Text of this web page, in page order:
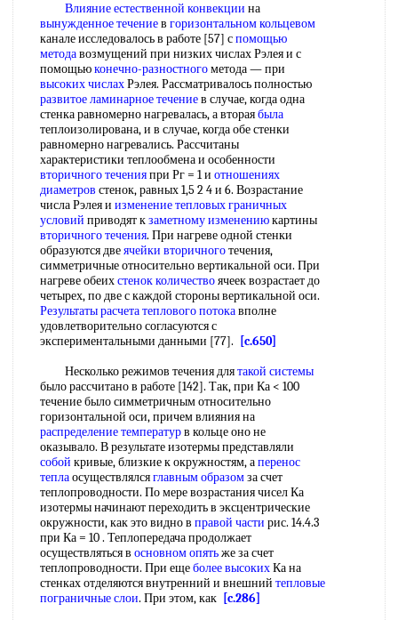
Влияние естественной конвекции на
вынужденное течениев горизонтальном кольцевом
канале исследовалось в работе [57] спомощью
методавозмущений при низких числах Рэлея и с
помощьюконечно-разностногометода — при
высоких числахРэлея. Рассматривалось полностью
развитое ламинарное течениев случае, когда одна
стенка равномерно нагревалась, а втораябыла
теплоизолирована, и в случае, когда обе стенки
равномерно нагревались. Рассчитаны
характеристики теплообмена и особенности
вторичного теченияпри Рг = 1 и отношениях
диаметров стенок, равных 1,5 2 4 и 6. Возрастание
числа Рэлея и изменение тепловыхграничных
условий приводят кзаметному изменениюкартины
вторичного течения. При нагреве одной стенки
образуются двеячейки вторичноготечения,
симметричные относительно вертикальной оси. При
нагреве обеихстенок количествоячеек возрастает до
четырех, по две с каждой стороны вертикальной оси.
Результаты расчетатеплового потокавполне
удовлетворительно согласуются с
экспериментальными данными [77].
[c.650]
Несколько режимов течения длятакой системы
было рассчитано в работе [142]. Так, при Ка < 100
течение было симметричным относительно
горизонтальной оси, причем влияния на
распределение температурв кольце оно не
оказывало. В результате изотермы представляли
собой кривые, близкие к окружностям, аперенос
теплаосуществлялсяглавным образомза счет
теплопроводности. По мере возрастания чисел Ка
изотермы начинают переходить в эксцентрические
окружности, как это видно в правой части рис. 14.4.3
при Ка = 10 . Теплопередача продолжает
осуществляться в основном опятьже за счет
теплопроводности. При ещеболее высокихКа на
стенках отделяются внутренний и внешний тепловые
пограничные слои. При этом, как [c.286]